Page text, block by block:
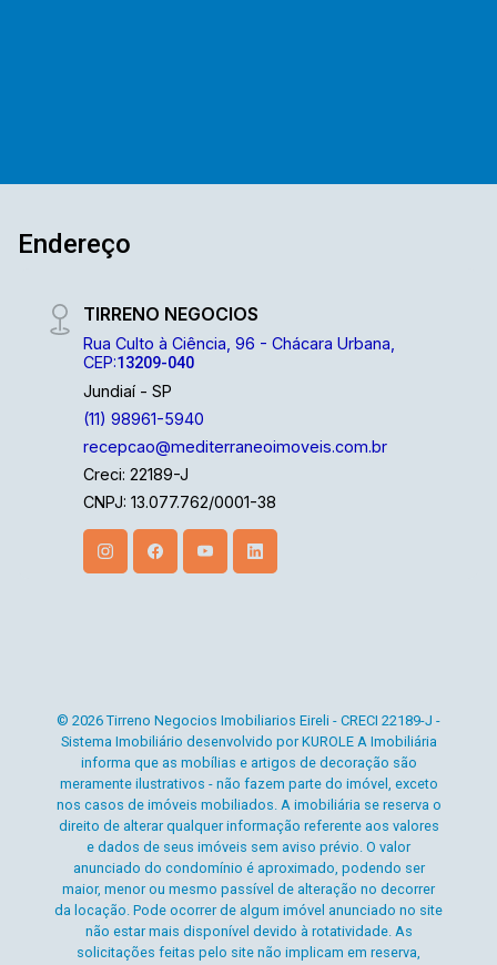
com mais de 40 anos de mercado. Com uma
para venda ou locação. E contamos com uma
ampla opção de imóveis residenciais,
comerciais e lançamentos. A equipe
Ligue e solicite seu atendimento!!!!
Endereço
TIRRENO NEGOCIOS
Rua Culto à Ciência, 96 - Chácara Urbana,
CEP:13209-040
Jundiaí - SP
(11) 98961-5940
recepcao@mediterraneoimoveis.com.br
Creci: 22189-J
CNPJ: 13.077.762/0001-38
© 2026 Tirreno Negocios Imobiliarios Eireli - CRECI 22189-J -
Sistema Imobiliário desenvolvido por KUROLE A Imobiliária
informa que as mobílias e artigos de decoração são
meramente ilustrativos - não fazem parte do imóvel, exceto
nos casos de imóveis mobiliados. A imobiliária se reserva o
direito de alterar qualquer informação referente aos valores
e dados de seus imóveis sem aviso prévio. O valor
anunciado do condomínio é aproximado, podendo ser
maior, menor ou mesmo passível de alteração no decorrer
da locação. Pode ocorrer de algum imóvel anunciado no site
não estar mais disponível devido à rotatividade. As
solicitações feitas pelo site não implicam em reserva,